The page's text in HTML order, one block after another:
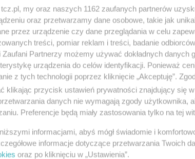
to: jpg, jpeg
my oraz naszych 1162 zaufanych partnerów
oraz przetwarzamy dane osobowe, takie jak
przez urządzenie czy dane przeglądania w celu
treści, pomiar reklam i treści, badanie
Partnerzy możemy używać dokładnych danych
urządzenia do celów identyfikacji. Ponieważ
z tych technologii poprzez kliknięcie „Akceptuję”.
klikając przycisk ustawień prywatności znajdujący się
danych nie wymagają zgody użytkownika,
Preferencje będą miały zastosowania tylko na tej
informacjami, abyś mógł świadomie i
informacje dotyczące przetwarzania Twoich
oraz po kliknięciu w „Ustawienia”.